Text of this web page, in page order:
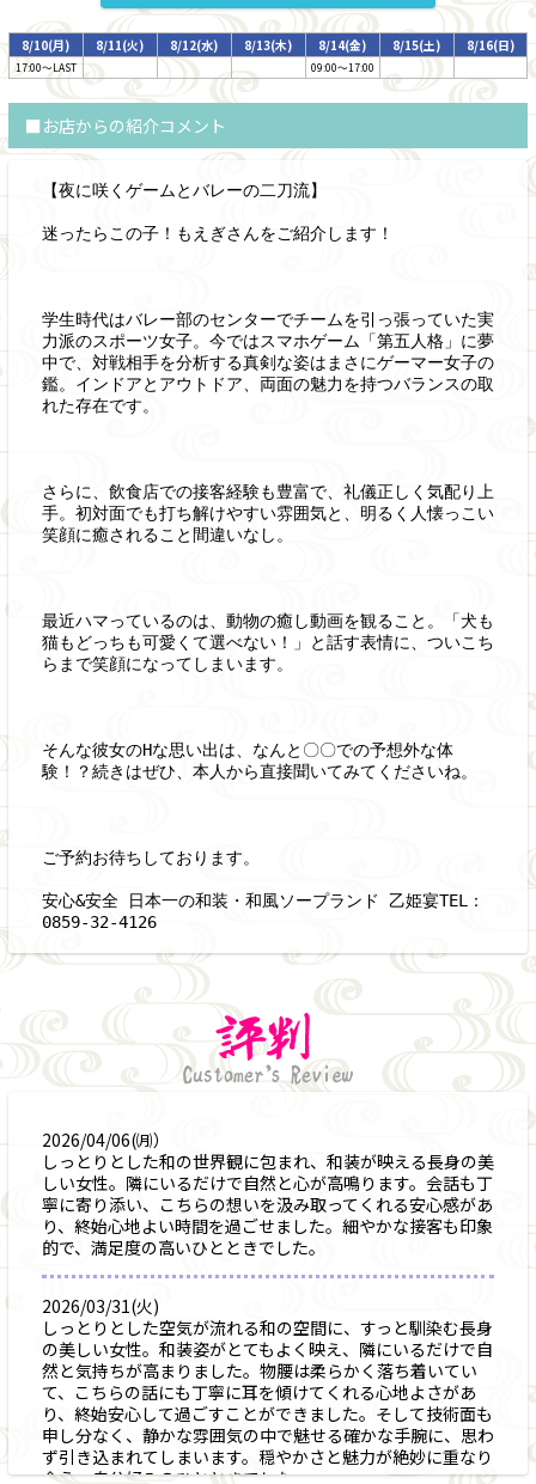
8/10(月) 8/11(火) 8/12(水) 8/13(木) 8/14(金) 8/15(土) 8/16(日)
17:00～LAST 09:00～17:00
■お店からの紹介コメント
【夜に咲くゲームとバレーの二刀流】
迷ったらこの子！もえぎさんをご紹介します！
学生時代はバレー部のセンターでチームを引っ張っていた実
力派のスポーツ女子。今ではスマホゲーム「第五人格」に夢
中で、対戦相手を分析する真剣な姿はまさにゲーマー女子の
鑑。インドアとアウトドア、両面の魅力を持つバランスの取
れた存在です。
さらに、飲食店での接客経験も豊富で、礼儀正しく気配り上
手。初対面でも打ち解けやすい雰囲気と、明るく人懐っこい
笑顔に癒されること間違いなし。
最近ハマっているのは、動物の癒し動画を観ること。「犬も
猫もどっちも可愛くて選べない！」と話す表情に、ついこち
らまで笑顔になってしまいます。
そんな彼女のHな思い出は、なんと〇〇での予想外な体
験！？続きはぜひ、本人から直接聞いてみてくださいね。
ご予約お待ちしております。
安心&安全 日本一の和装・和風ソープランド 乙姫宴TEL：
0859-32-4126
2026/04/06(㈪）
しっとりとした和の世界観に包まれ、和装が映える長身の美
しい女性。隣にいるだけで自然と心が高鳴ります。会話も丁
寧に寄り添い、こちらの想いを汲み取ってくれる安心感があ
り、終始心地よい時間を過ごせました。細やかな接客も印象
的で、満足度の高いひとときでした。
2026/03/31(火)
しっとりとした空気が流れる和の空間に、すっと馴染む長身
の美しい女性。和装姿がとてもよく映え、隣にいるだけで自
然と気持ちが高まりました。物腰は柔らかく落ち着いてい
て、こちらの話にも丁寧に耳を傾けてくれる心地よさがあ
り、終始安心して過ごすことができました。そして技術面も
申し分なく、静かな雰囲気の中で魅せる確かな手腕に、思わ
ず引き込まれてしまいます。穏やかさと魅力が絶妙に重なり
合う、自分好みのひとときでした。